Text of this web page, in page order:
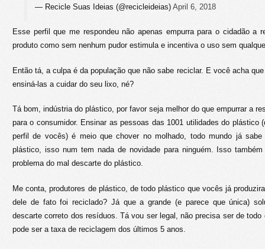
— Recicle Suas Ideias (@recicleideias) April 6, 2018
Esse perfil que me respondeu não apenas empurra para o cidadão a
produto como sem nenhum pudor estimula e incentiva o uso sem
Então tá, a culpa é da população que não sabe reciclar. E você acha
ensiná-las a cuidar do seu lixo, né?
Tá bom, indústria do plástico, por favor seja melhor do que empurrar a
para o consumidor. Ensinar as pessoas das 1001 utilidades do plástico
perfil de vocês) é meio que chover no molhado, todo mundo já
plástico, isso num tem nada de novidade para ninguém. Isso
problema do mal descarte do plástico.
Me conta, produtores de plástico, de todo plástico que vocês já
dele de fato foi reciclado? Já que a grande (e parece que única)
descarte correto dos resíduos. Tá vou ser legal, não precisa ser de
pode ser a taxa de reciclagem dos últimos 5 anos.